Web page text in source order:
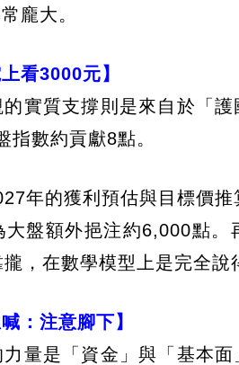
龐大。
看3000元】
實質支撐則是來自於「
數約貢獻8點。
年的獲利預估與目標價
盤額外挹注約6,000點
，在數學模型上是完全說
：注意腳下】
量是「資金」與「基本